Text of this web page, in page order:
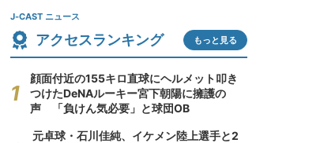
J-CAST ニュース
アクセスランキング もっと見る
顔面付近の155キロ直球にヘルメット叩き
つけたDeNAルーキー宮下朝陽に擁護の
声 「負けん気必要」と球団OB
元卓球・石川佳純、イケメン陸上選手と2